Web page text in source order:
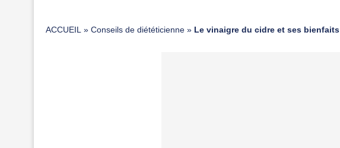
ACCUEIL » Conseils de diététicienne » Le vinaigre du cidre et ses bienfaits